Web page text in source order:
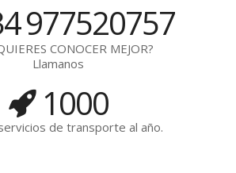
977520757
CONOCER MEJOR?
Llamanos
1000
de transporte al año.